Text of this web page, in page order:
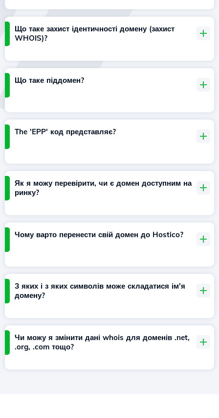
Що таке захист ідентичності домену (захист
WHOIS)?
Що таке піддомен?
The 'EPP' код представляє?
Як я можу перевірити, чи є домен доступним на
ринку?
Чому варто перенести свій домен до Hostico?
З яких і з яких символів може складатися ім'я
домену?
Чи можу я змінити дані whois для доменів .net,
.org, .com тощо?